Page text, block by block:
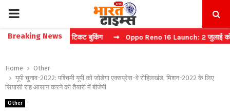
PRIMARY
MENU
Breaking News
कैप्चा करें फास्ट टिकट बुकिंग ⇝ Oppo Reno 16 Launch: 2 जुलाई को भारत
Home
Other
यूपी चुनाव-2022: पश्चिमी यूपी को जोड़ेगा एक्सप्रेस-वे रोहिलखंड, मिशन-2022 के लिए
सियासी राह आसान करने की तैयारी में बीजेपी
Other